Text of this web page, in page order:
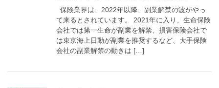
保険業界は、2022年以降、副業解禁の波がやっ
て来るとされています。 2021年に入り、生命保険
会社では第一生命が副業を解禁、損害保険会社で
は東京海上日動が副業を推奨するなど、大手保険
会社の副業解禁の動きは […]